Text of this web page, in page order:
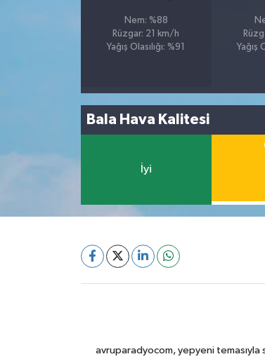
Nem: %88
Rüzgar: 21 km/h
Yağış Olasılığı: %91
Yağış
Bala Hava Kalitesi
İyi
avruparadyocom, yepyeni